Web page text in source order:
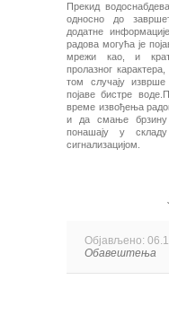
Прекид
односно до
додатне
радова могућа је
мрежи као, и
пролазног
том случају
појаве бистре
време извођења
и да смање брзину
понашају у
сигнализацијом.
Објављено:
Обавештења